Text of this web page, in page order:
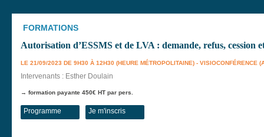
FORMATIONS
Autorisation d’ESSMS et de LVA : demande, refus, cession
LE 21/09/2023 DE 9H30 À 12H30 (HEURE MÉTROPOLITAINE) - VISIOCONFÉRENCE
Intervenants : Esther Doulain
→ formation payante 450€ HT par pers.
Programme Je m'inscris